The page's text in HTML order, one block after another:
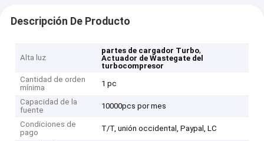
Descripción De Producto
Alta luz
partes de cargador Turbo,
Actuador de Wastegate del
turbocompresor
Cantidad de orden
mínima
1 pc
Capacidad de la
fuente
10000pcs por mes
Condiciones de
pago
T/T, unión occidental, Paypal, LC